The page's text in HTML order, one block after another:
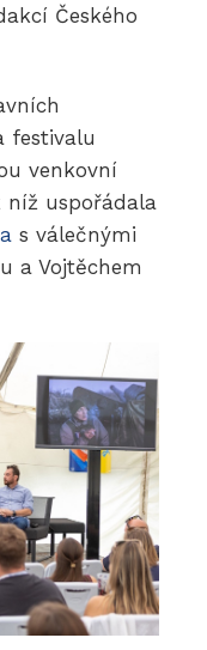
Českého
festivalu
venkovní
níž uspořádala
s válečnými
a Vojtěchem